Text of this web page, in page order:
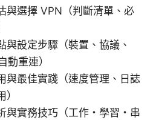
與選擇 VPN（判斷清單、必
與設定步驟（裝置、協議、
動重連）
與最佳實踐（速度管理、日誌
與實務技巧（工作・學習・串